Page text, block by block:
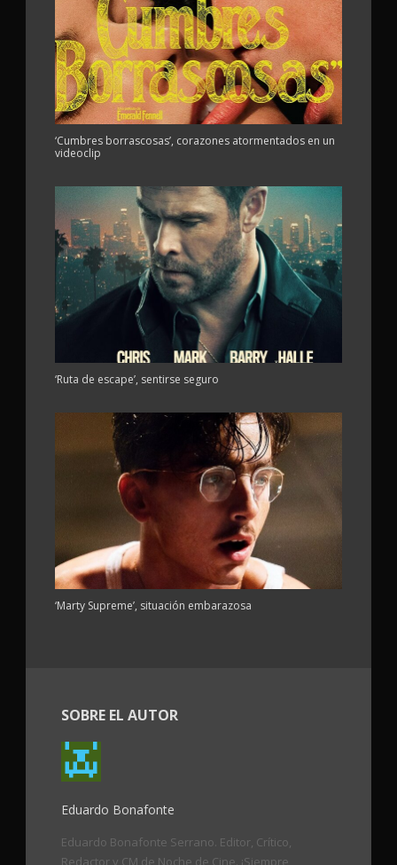
‘Cumbres borrascosas’, corazones atormentados en un
videoclip
‘Ruta de escape’, sentirse seguro
‘Marty Supreme’, situación embarazosa
SOBRE EL AUTOR
Eduardo Bonafonte
Eduardo Bonafonte Serrano. Editor, Crítico,
Redactor y CM de Noche de Cine. ¡Siempre